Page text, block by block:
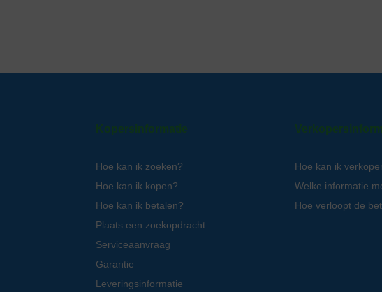
Kopersinformatie
Hoe kan ik zoeken?
Hoe kan ik kopen?
Hoe kan ik betalen?
Plaats een zoekopdracht
Serviceaanvraag
Garantie
Leveringsinformatie
Hoe kan ik
Welke informatie
Hoe verloopt de